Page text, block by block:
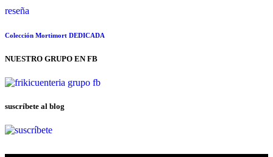
reseña
Colección Mortimort DEDICADA
NUESTRO GRUPO EN FB
suscríbete al blog